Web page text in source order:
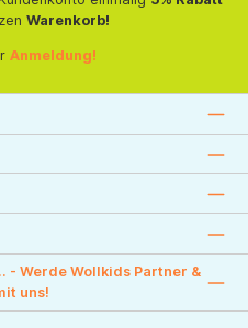
Warenkorb!
Anmeldung!
- Werde Wollkids Partner &
uns!